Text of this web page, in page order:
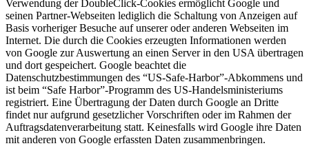
Verwendung der DoubleClick-Cookies ermöglicht Google und
seinen Partner-Webseiten lediglich die Schaltung von Anzeigen auf
Basis vorheriger Besuche auf unserer oder anderen Webseiten im
Internet. Die durch die Cookies erzeugten Informationen werden
von Google zur Auswertung an einen Server in den USA übertragen
und dort gespeichert. Google beachtet die
Datenschutzbestimmungen des “US-Safe-Harbor”-Abkommens und
ist beim “Safe Harbor”-Programm des US-Handelsministeriums
registriert. Eine Übertragung der Daten durch Google an Dritte
findet nur aufgrund gesetzlicher Vorschriften oder im Rahmen der
Auftragsdatenverarbeitung statt. Keinesfalls wird Google ihre Daten
mit anderen von Google erfassten Daten zusammenbringen.